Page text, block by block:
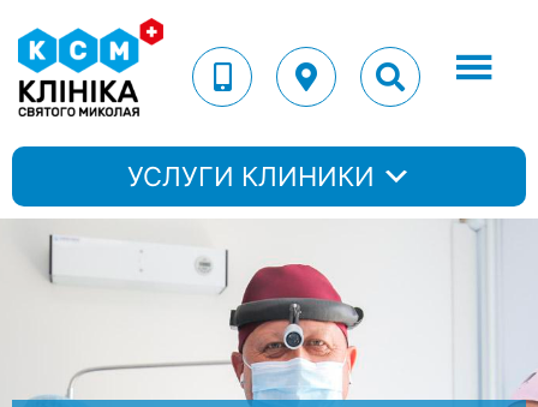
УСЛУГИ КЛИНИКИ